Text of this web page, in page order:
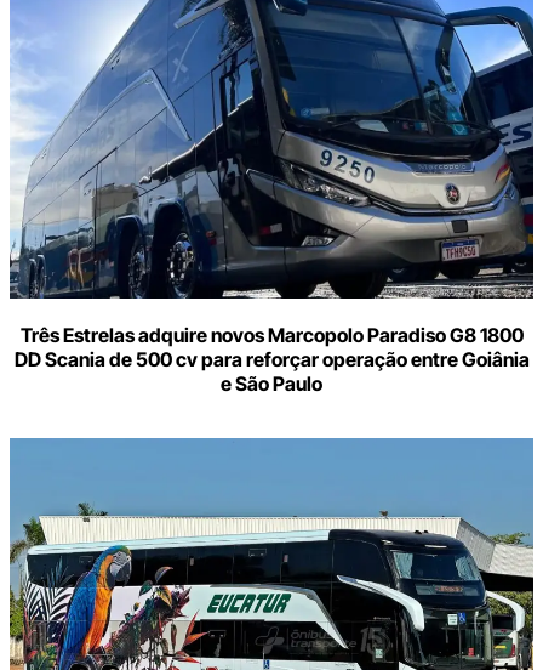
Três Estrelas adquire novos Marcopolo Paradiso G8 1800
DD Scania de 500 cv para reforçar operação entre Goiânia
e São Paulo
seu
mail